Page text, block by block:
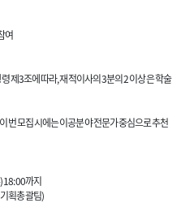
여
제3조에 따라, 재적이사의 3분의 2 이상은 학술
번 모집 시에는 이공분야 전문가 중심으로 추천
18:00까지
획총괄팀)